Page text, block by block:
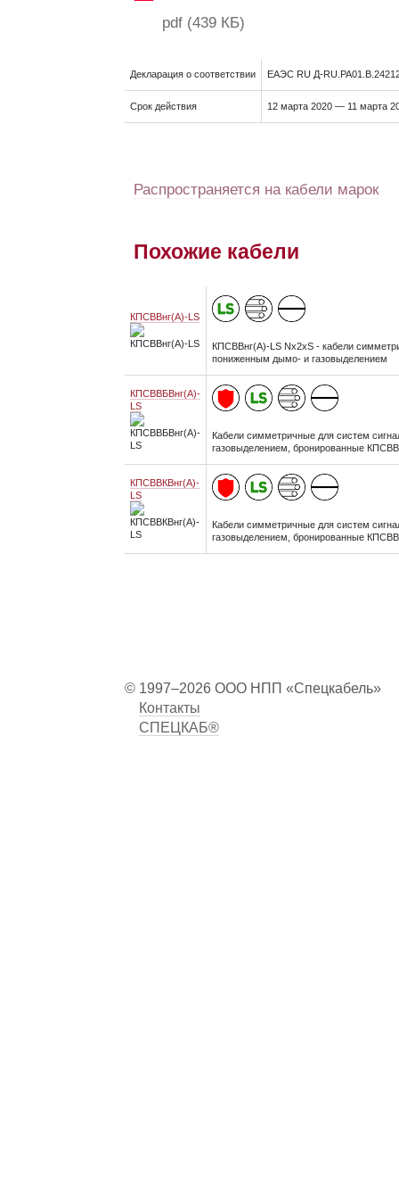
pdf (439 КБ)
Декларация о соответствии ЕАЭС RU Д-
Срок действия 12 марта 2020 — 11 марта
Распространяется на кабели марок
Похожие кабели
КПСВВнг(А)-LS
КПСВВнг(А)-LS Nx2xS - кабели
пониженным дымо- и газовыделением
КПСВВБВнг(А)-
LS
Кабели симметричные для систем
газовыделением, бронированные
КПСВВКВнг(А)-
LS
Кабели симметричные для систем
газовыделением, бронированные
© 1997–2026 ООО НПП «Спецкабель»
Контакты
СПЕЦКАБ®